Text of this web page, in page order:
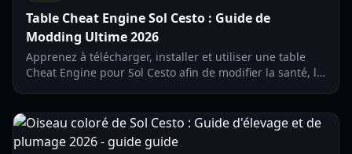
Table Cheat Engine Sol Cesto : Guide de
Modding Ultime 2026
Apprenez à télécharger, installer et utiliser une table
Cheat Engine pour Sol Cesto afin de modifier la santé, la